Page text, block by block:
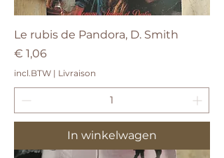
Le rubis de Pandora, D. Smith
Prijs
€ 1,06
incl.BTW | Livraison
In winkelwagen